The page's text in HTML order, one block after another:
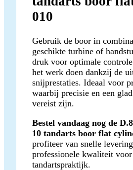
010
Gebruik de boor in
geschikte turbine of
druk voor optimale
het werk doen dankzij de
snijprestaties. Ideaal voor
waarbij precisie en een
vereist zijn.
Bestel vandaag nog de
10 tandarts boor flat
profiteer van snelle
professionele kwaliteit
tandartspraktijk.